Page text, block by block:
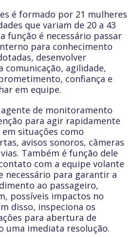
é formado por 21 mulheres
que variam de 20 a 43
função é necessário passar
para conhecimento
desenvolver
comunicação, agilidade,
confiança e
em equipe.
de monitoramento
para agir rapidamente
situações como
avisos sonoros, câmeras
Também é função dele
com a equipe volante
necessário para garantir a
ao passageiro,
possíveis impactos no
disso, inspeciona os
para abertura de
uma imediata resolução.